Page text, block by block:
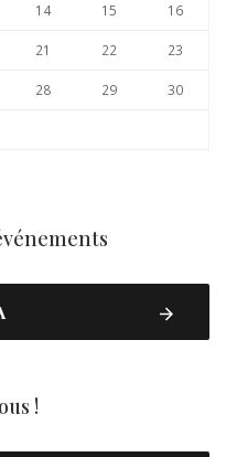
14 15 16
21 22 23
28 29 30
!